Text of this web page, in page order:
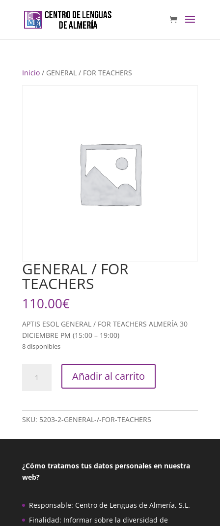
Inicio/ GENERAL / FOR TEACHERS
GENERAL / FOR
TEACHERS
110.00€
APTIS ESOL GENERAL / FOR TEACHERS ALMERÍA 30
DICIEMBRE PM (15:00 – 19:00)
8 disponibles
Añadir al carrito
SKU: 5203-2-GENERAL-/-FOR-TEACHERS
¿Cómo tratamos tus datos personales en nuestra
web?
Responsable: Centro de Lenguas de Almería, S.L.
Finalidad: Informar sobre la diversidad de